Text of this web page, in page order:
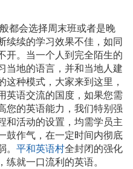
都会选择周末班或者是晚
续续的学习效果不佳，如同
开。当一个人到完全陌生的
当地的语言，并和当地人建
种模式，大家来到这里，
英语交流的国度，如果您需
您的英语能力，我们特别强
和活动的设置，均需学员主
鼓作气，在一定时间内彻底
平和英语村全封闭的强化
就一口流利的英语。